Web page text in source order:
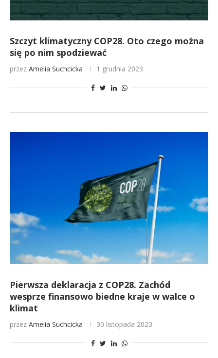
Szczyt klimatyczny COP28. Oto czego można
się po nim spodziewać
przez Amelia Suchcicka 1 grudnia 2023
Pierwsza deklaracja z COP28. Zachód
wesprze finansowo biedne kraje w walce o
klimat
przez Amelia Suchcicka 30 listopada 2023